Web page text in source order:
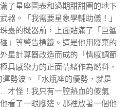
了星座圖表和過期甜甜圈的地下
器。「我需要星象學輔助儀！」
臺的機器前，上面貼滿了「巨蟹
」等警告標籤。這是他用廢棄的
星計算器改造而成的「情感調節
具感染力的正面情緒作為燃料，
勢波。「水瓶座的優勢，就是
才怪！我只有一腔熱血的傻氣
看了一眼腳邊。那裡放著一個他